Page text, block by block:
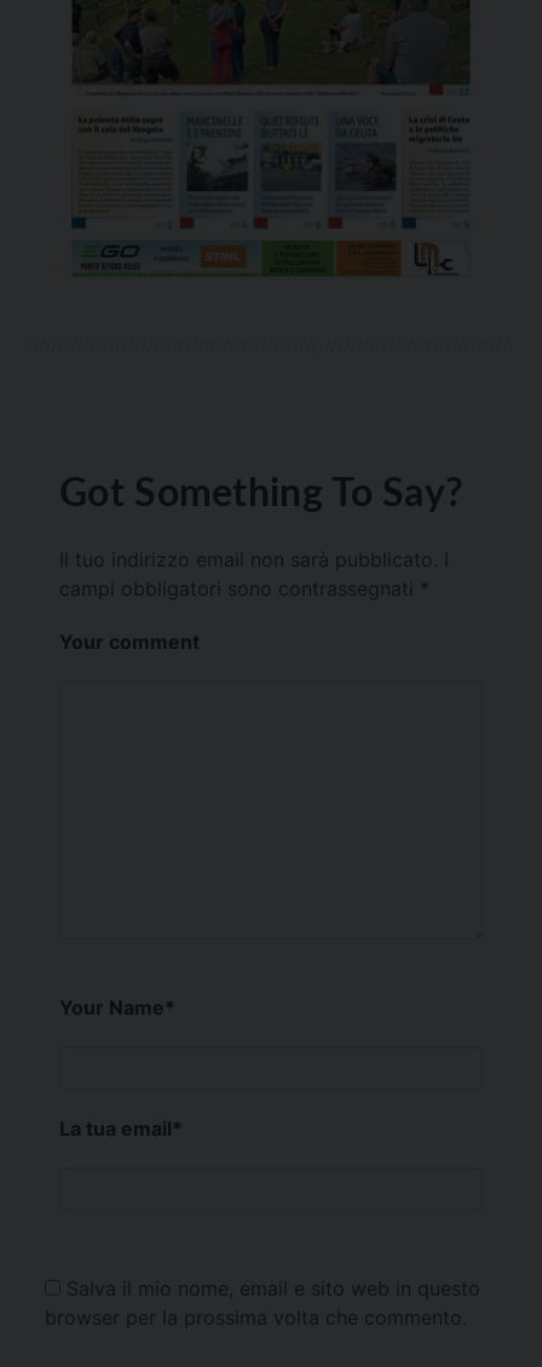
Got Something To Say?
Il tuo indirizzo email non sarà pubblicato.
campi obbligatori sono contrassegnati *
Your comment
Your Name*
La tua email*
Salva il mio nome, email e sito web in questo
browser per la prossima volta che commento.